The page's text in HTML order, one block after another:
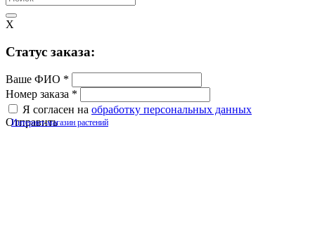
Интернет-магазин растений
X
Cтатус заказа:
Ваше ФИО *
Номер заказа *
Я согласен на обработку персональных данных
Отправить